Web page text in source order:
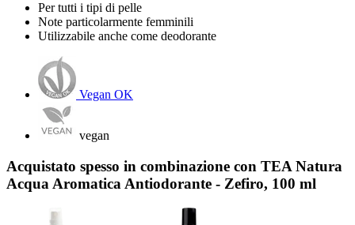
Per tutti i tipi di pelle
Note particolarmente femminili
Utilizzabile anche come deodorante
Vegan OK
vegan
Acquistato spesso in combinazione con TEA Natura
Acqua Aromatica Antiodorante - Zefiro, 100 ml